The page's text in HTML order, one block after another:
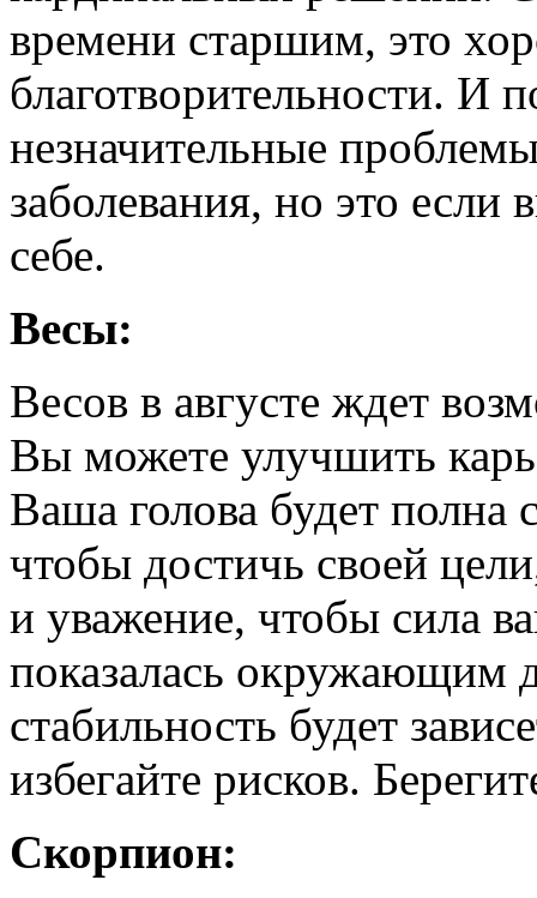
времени старшим, это
благотворительности. И
незначительные
заболевания, но это если
себе.
Весы:
Весов в августе ждет
Вы можете улучшить
Ваша голова будет
чтобы достичь своей
и уважение, чтобы сила
показалась окружающим
стабильность будет
избегайте рисков.
Скорпион: